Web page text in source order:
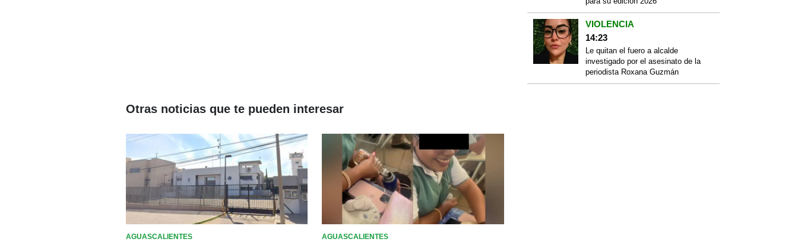
VIOLENCIA
14:23
Le quitan el fuero a alcalde
investigado por el asesinato de la
periodista Roxana Guzmán
Otras noticias que te pueden interesar
AGUASCALIENTES AGUASCALIENTES